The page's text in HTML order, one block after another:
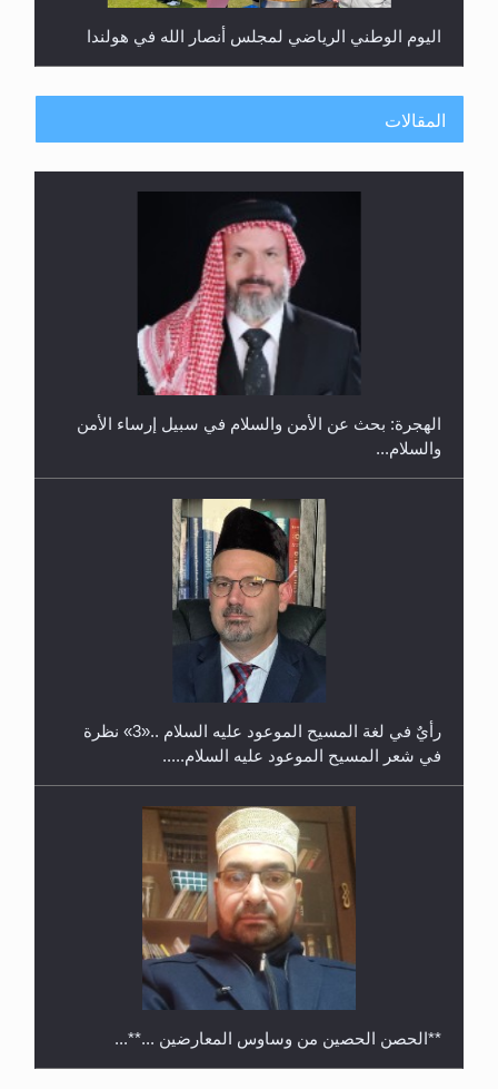
اليوم الوطني الرياضي لمجلس أنصار الله في هولندا
إتمام حفظ القرآن الكريم لثلاثة طلاب من مدرسة الحفظ
حفل توزيع الشهادات في الجامعة الأحمدية بنيجيريا لعام
المقالات
الهجرة: بحث عن الأمن والسلام في سبيل إرساء الأمن
والسلام...
رأيٌ في لغة المسيح الموعود عليه السلام ..«3» نظرة
في شعر المسيح الموعود عليه السلام.....
**الحصن الحصين من وساوس المعارضين ...**...